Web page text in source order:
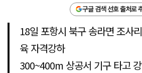
구글 검색 선호 출처로
18일 포항시 북구 송라면 조사
육 자격강하
300~400m 상공서 기구 타고